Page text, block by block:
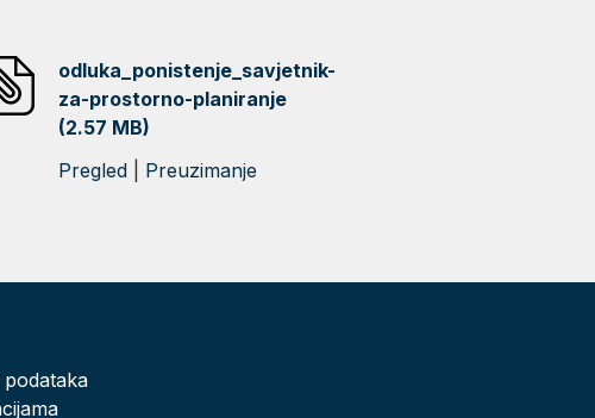
odluka_ponistenje_savjetnik-
za-prostorno-planiranje
(2.57 MB)
Pregled
Preuzimanje